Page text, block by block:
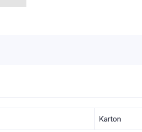
Karton